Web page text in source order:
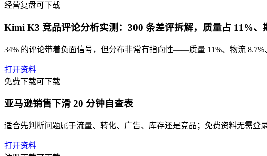
经营复盘可下载
Kimi K3 竞品评论分析实测：300 条差评拆解，质量占 11%、
34% 的评论带着负面信号，但分布非常有指向性——质量 11%、物流 8.7%
打开资料
免费下载可下载
亚马逊销售下滑 20 分钟自查表
适合先判断问题属于流量、转化、广告、库存还是竞品；免费资料无需登
打开资料